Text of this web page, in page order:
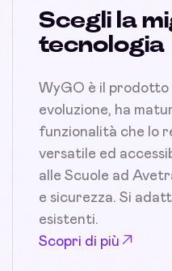
Scegli la
tecnologia
WyGO è il prodotto
evoluzione, ha
funzionalità che lo
versatile ed
alle Scuole ad
e sicurezza. Si
esistenti.
Scopri di più